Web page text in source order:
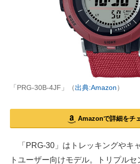
「PRG-30B-4JF」（出典:Amazon）
Amazonで詳細をチ
「PRG-30」はトレッキングやキ
トユーザー向けモデル。トリプル